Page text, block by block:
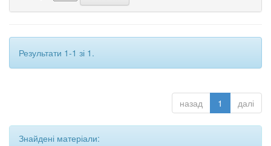
Результати 1-1 зі 1.
назад 1 далі
Знайдені матеріали: